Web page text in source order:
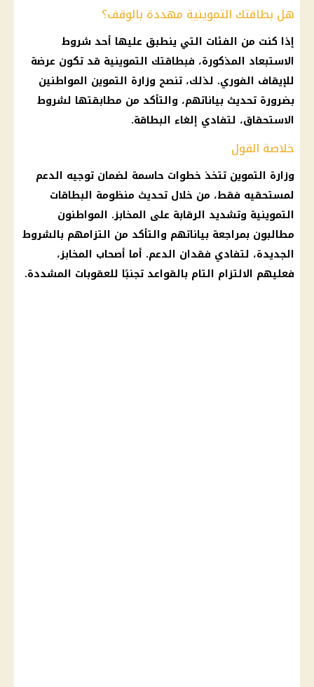
هل بطاقتك التموينية مهددة بالوقف؟
إذا كنت من الفئات التي ينطبق عليها أحد شروط
الاستبعاد المذكورة، فبطاقتك التموينية قد تكون عرضة
للإيقاف الفوري. لذلك، تنصح وزارة التموين المواطنين
بضرورة تحديث بياناتهم، والتأكد من مطابقتها لشروط
الاستحقاق، لتفادي إلغاء البطاقة.
خلاصة القول
وزارة التموين تتخذ خطوات حاسمة لضمان توجيه الدعم
لمستحقيه فقط، من خلال تحديث منظومة البطاقات
التموينية وتشديد الرقابة على المخابز. المواطنون
مطالبون بمراجعة بياناتهم والتأكد من التزامهم بالشروط
الجديدة، لتفادي فقدان الدعم. أما أصحاب المخابز،
فعليهم الالتزام التام بالقواعد تجنبًا للعقوبات المشددة.